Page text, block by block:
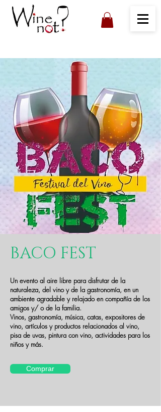
BACO FEST
Un evento al aire libre para disfrutar de la
naturaleza, del vino y de la gastronomía, en un
ambiente agradable y relajado en compañía de los
amigos y/ o de la familia.
Vinos, gastronomía, música, catas, expositores de
vino, artículos y productos relacionados al vino,
pisa de uvas, pintura con vino, actividades para los
niños y más.
Comprar